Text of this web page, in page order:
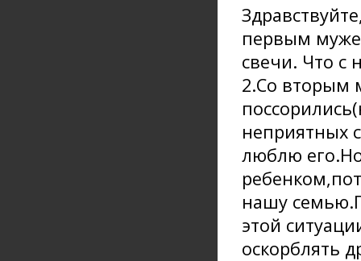
первым
свечи. Что с
2.Со вторым
неприятных
люблю
нашу
этой
оскорблять